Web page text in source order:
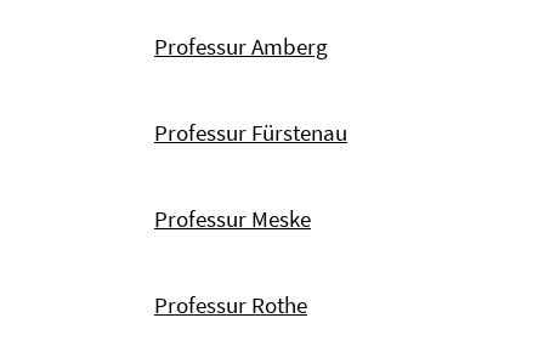
Professur Amberg
Professur Fürstenau
Professur Meske
Professur Rothe